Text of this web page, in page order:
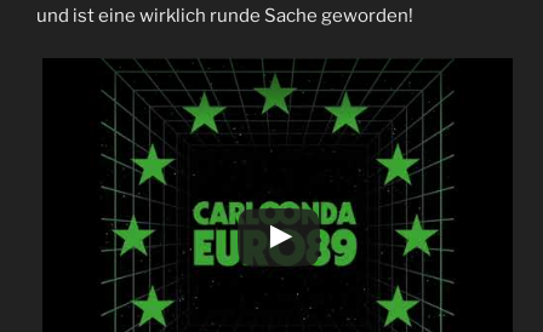
und ist eine wirklich runde Sache geworden!